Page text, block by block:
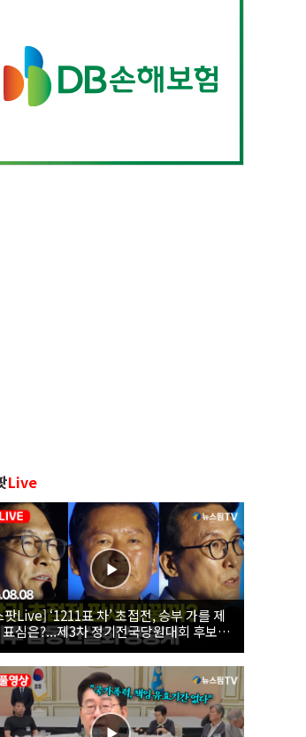
Live
Live] ‘1211표 차’ 초접전, 승부 가를 제
심은?...제3차 정기전국당원대회 후보자
합동연설회 생중계 | 26.08.08